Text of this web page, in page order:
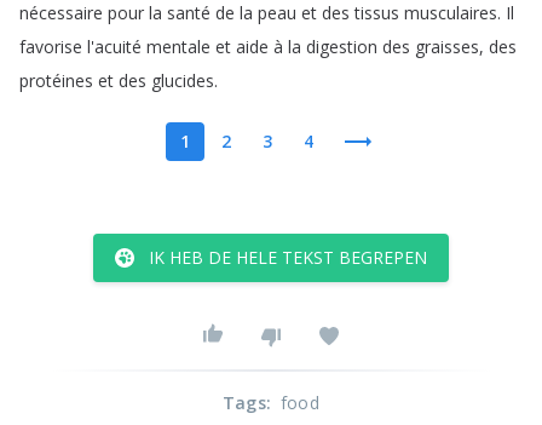
nécessaire pour la santé de la peau et des tissus musculaires. Il
favorise l'acuité mentale et aide à la digestion des graisses, des
protéines et des glucides.
1 2 3 4
IK HEB DE HELE TEKST BEGREPEN
Tags: food